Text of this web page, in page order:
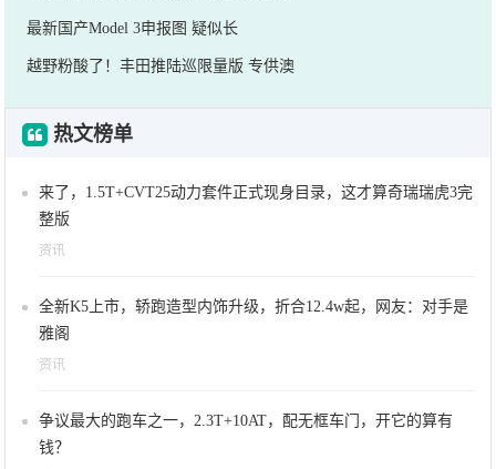
最新国产Model 3申报图 疑似长
越野粉酸了！丰田推陆巡限量版 专供澳
热文榜单
来了，1.5T+CVT25动力套件正式现身目录，这才算奇瑞瑞虎3完
整版
资讯
全新K5上市，轿跑造型内饰升级，折合12.4w起，网友：对手是
雅阁
资讯
争议最大的跑车之一，2.3T+10AT，配无框车门，开它的算有
钱？